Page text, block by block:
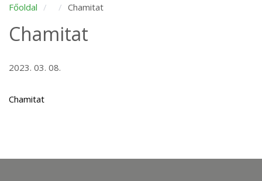
Főoldal Chamitat
Chamitat
2023. 03. 08.
Chamitat